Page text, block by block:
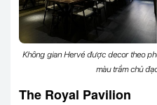
Không gian Hervé được decor theo
màu trầm chủ
The Royal Pavilion